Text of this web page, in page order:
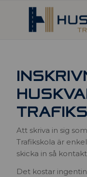
Att skriva in sig
Trafikskola är
skicka in så
Det kostar